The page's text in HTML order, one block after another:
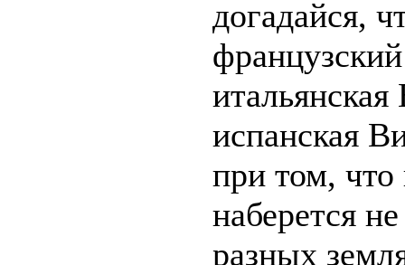
догадайся,
испанская
при том, что
наберется
разных